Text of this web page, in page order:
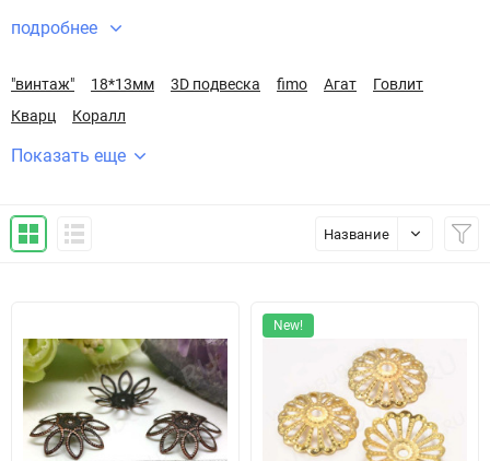
подробнее
"винтаж" 18*13мм 3D подвеска fimo Агат
Говлит
Кварц
Коралл
Показать еще
Название
New!